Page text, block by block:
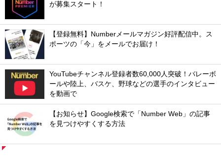
が募集スタート！
【登録無料】Numberメールマガジン好評配信中。ス
ポーツの「今」をメールでお届け！
YouTubeチャンネル登録者数60,000人突破！バレーボ
ールや陸上、バスケ、野球などの選手のインタビュー
を動画で
【お知らせ】Google検索で「Number Web」の記事
を見つけやすくする方法